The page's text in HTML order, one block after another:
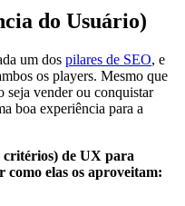
do Usuário)
um dos pilares de SEO, e
os players. Mesmo que
seja vender ou conquistar
boa experiência para a
critérios) de UX para
como elas os aproveitam: